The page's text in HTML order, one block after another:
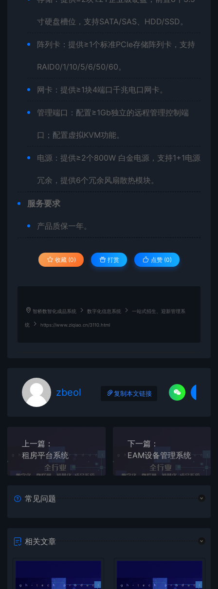
寸硬盘槽位，支持SATA/SAS、HDD/SSD。
阵列卡：提供≥1个标准PCIe存储阵列卡，支持
RAID0/1/10/5/6/50/60。
网卡：提供≥1块4端口千兆电口网卡。
管理端口：配置≥1Gb独立的远程管理控制端
口；配置虚拟KVM功能。
电源：提供≥2个800W 白金电源，支持1+1电源
冗余，提供6个冗余风扇散热模块。
服务要求
产品质保一年。
收藏 (0) 打赏 点赞 (0)
智桥数智化成品系统 数字化信息系统 一站式招生、迎新管理系
统 https://www.ziqiao.cn/3110.html
zbeol 复制本文链接
上一篇：
租房平台系统
下一篇：
EAM设备管理系统
常见问题
相关文章